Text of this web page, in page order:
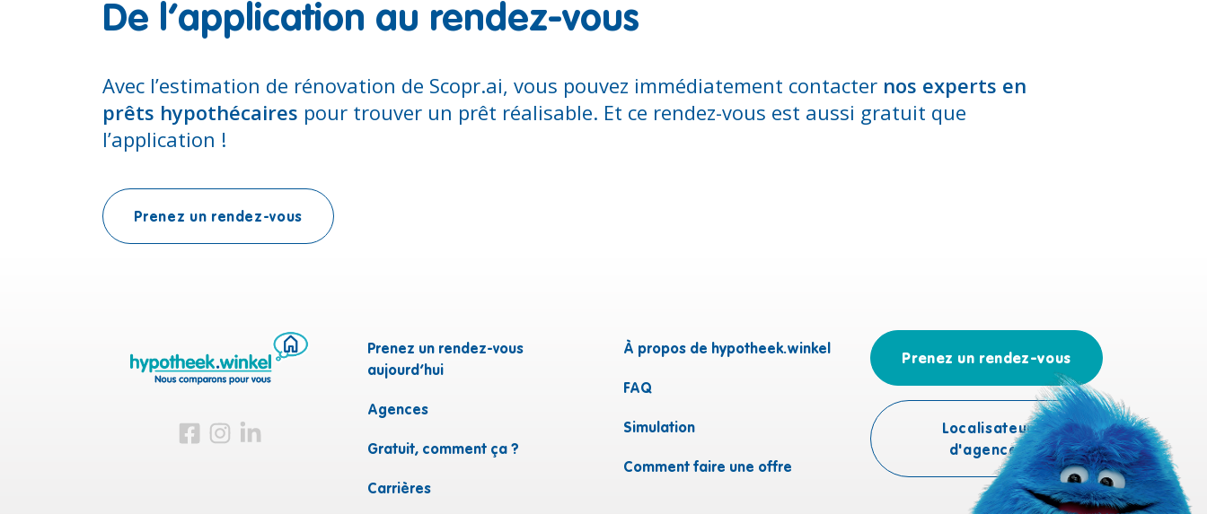
De l’application au rendez-vous
Avec l’estimation de rénovation de Scopr.ai, vous pouvez immédiatement contacter nos experts en
prêts hypothécaires pour trouver un prêt réalisable. Et ce rendez-vous est aussi gratuit que
l’application !
Prenez un rendez-vous
Visitez-nous sur Facebook
Visitez-nous sur Instagram
Visitez-nous sur LinkedIn
Prenez un rendez-vous
aujourd’hui
Agences
Gratuit, comment ça ?
Carrières
À propos de hypotheek.winkel
FAQ
Simulation
Comment faire une offre
Prenez un rendez-vous
Localisateur
d'agences